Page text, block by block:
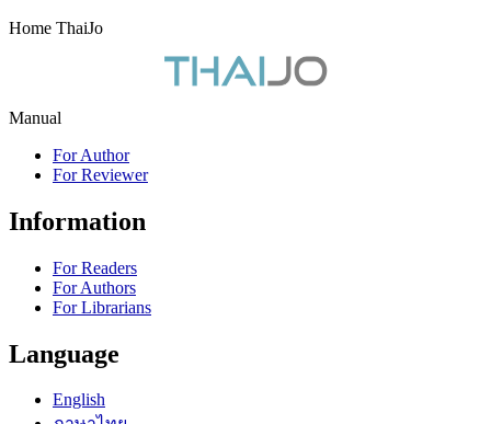
Home ThaiJo
Manual
For Author
For Reviewer
Information
For Readers
For Authors
For Librarians
Language
English